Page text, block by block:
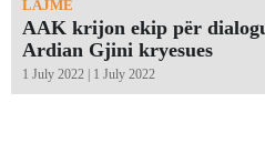
LAJME
AAK krijon ekip për
Ardian Gjini kryesues
1 July 2022 | 1 July 2022